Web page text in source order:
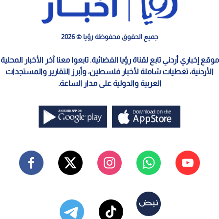
جميع الحقوق محفوظة رؤيا © 2026
موقع إخباري أردني تابع لقناة رؤيا الفضائية. تابعوا معنا آخر الأخبار المحلية
الأردنية، تغطيات شاملة لأخبار فلسطين، وأبرز التقارير والمستجدات
العربية والدولية على مدار الساعة.